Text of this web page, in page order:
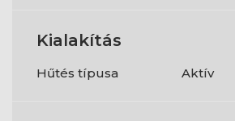
Kialakítás
Hűtés típusa Aktív